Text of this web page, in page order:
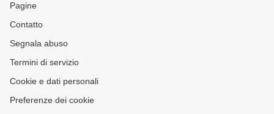
Pagine
Contatto
Segnala abuso
Termini di servizio
Cookie e dati personali
Preferenze dei cookie